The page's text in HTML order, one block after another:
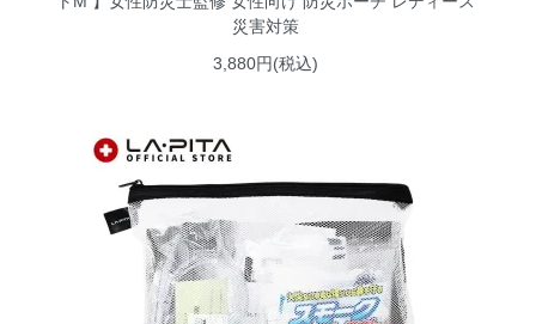
災害対策
3,880円(税込)